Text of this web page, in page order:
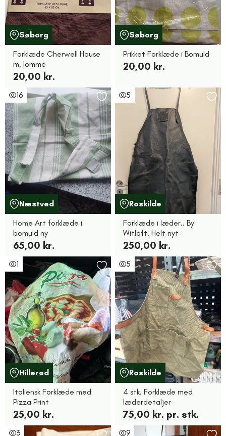
Søborg
Forklæde Cherwell House
m. lomme
20,00 kr.
Søborg
Prikket Forklæde i Bomuld
20,00 kr.
16
Næstved
Home Art forklæde i
bomuld ny
65,00 kr.
5
Roskilde
Forklæde i læder.. By
Witloft. Helt nyt
250,00 kr.
1
Hillerød
Italiensk Forklæde med
Pizza Print
25,00 kr.
5
Roskilde
4 stk. Forklæde med
læderdetaljer
75,00 kr. pr. stk.
3 9